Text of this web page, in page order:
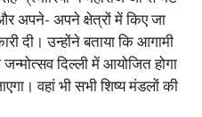
अपने- अपने क्षेत्रों में किए जा
दी। उन्होंने बताया कि आगामी
दिल्ली में आयोजित होगा
वहां भी सभी शिष्य मंडलों की